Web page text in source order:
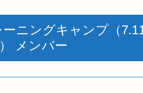
ニングキャンプ（
メンバー